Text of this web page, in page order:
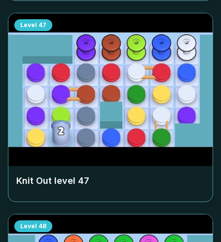
Level 47
Knit Out level 47
Level 48